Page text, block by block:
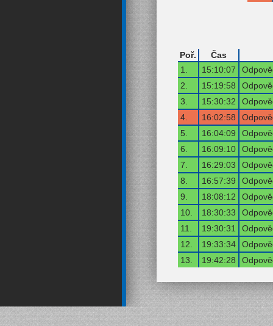
Poř.
Čas
1.
15:10:07
2.
15:19:58
3.
15:30:32
4.
16:02:58
5.
16:04:09
6.
16:09:10
7.
16:29:03
8.
16:57:39
9.
18:08:12
10.
18:30:33
11.
19:30:31
12.
19:33:34
13.
19:42:28